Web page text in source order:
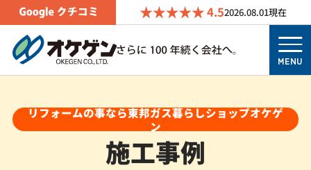
4.52026.08.01現在
MENU
リフォームの事なら東邦ガス暮らしショップオケゲ
ン
施工事例